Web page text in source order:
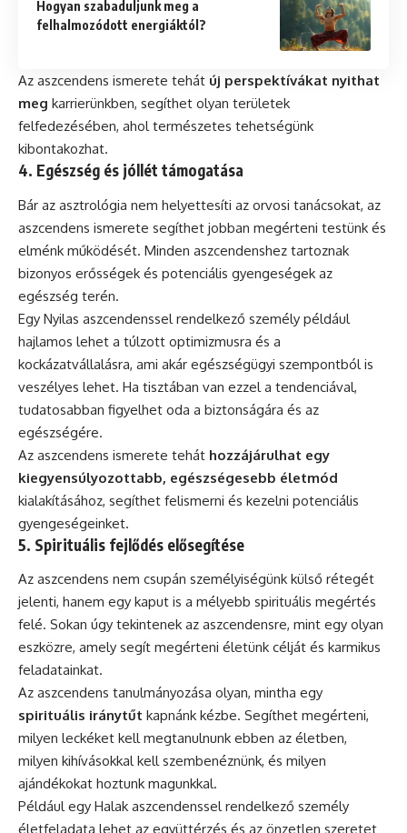
Hogyan szabaduljunk meg a
felhalmozódott energiáktól?
Az aszcendens ismerete tehát új perspektívákat nyithat
meg karrierünkben, segíthet olyan területek
felfedezésében, ahol természetes tehetségünk
kibontakozhat.
4. Egészség és jóllét támogatása
Bár az asztrológia nem helyettesíti az orvosi tanácsokat, az
aszcendens ismerete segíthet jobban megérteni testünk és
elménk működését. Minden aszcendenshez tartoznak
bizonyos erősségek és potenciális gyengeségek az
egészség terén.
Egy Nyilas aszcendenssel rendelkező személy például
hajlamos lehet a túlzott optimizmusra és a
kockázatvállalásra, ami akár egészségügyi szempontból is
veszélyes lehet. Ha tisztában van ezzel a tendenciával,
tudatosabban figyelhet oda a biztonságára és az
egészségére.
Az aszcendens ismerete tehát hozzájárulhat egy
kiegyensúlyozottabb, egészségesebb életmód
kialakításához, segíthet felismerni és kezelni potenciális
gyengeségeinket.
5. Spirituális fejlődés elősegítése
Az aszcendens nem csupán személyiségünk külső rétegét
jelenti, hanem egy kaput is a mélyebb spirituális megértés
felé. Sokan úgy tekintenek az aszcendensre, mint egy olyan
eszközre, amely segít megérteni életünk célját és karmikus
feladatainkat.
Az aszcendens tanulmányozása olyan, mintha egy
spirituális iránytűt kapnánk kézbe. Segíthet megérteni,
milyen leckéket kell megtanulnunk ebben az életben,
milyen kihívásokkal kell szembenéznünk, és milyen
ajándékokat hoztunk magunkkal.
Például egy Halak aszcendenssel rendelkező személy
életfeladata lehet az együttérzés és az önzetlen szeretet